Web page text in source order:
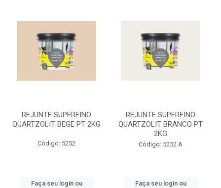
REJUNTE SUPERFINO
QUARTZOLIT BEGE PT 2KG
Código: 5252
Faça seu login ou
REJUNTE SUPERFINO
QUARTZOLIT BRANCO PT
2KG
Código: 5252 A
Faça seu login ou